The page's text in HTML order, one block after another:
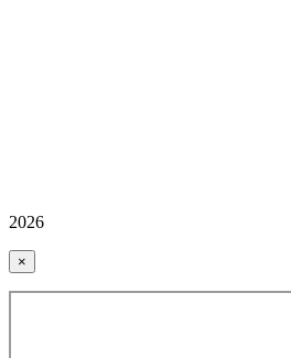
2026
×